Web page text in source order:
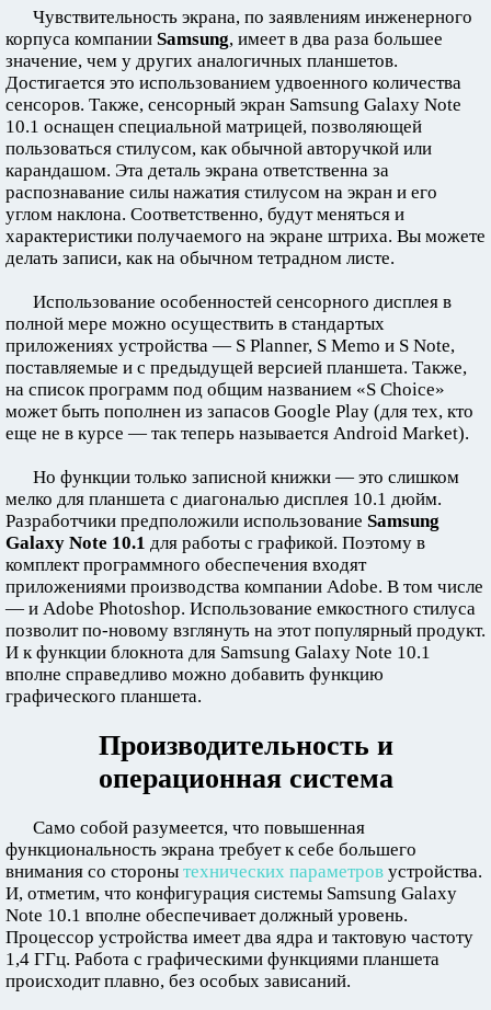
Чувствительность экрана, по заявлениям инженерного
корпуса компании Samsung, имеет в два раза большее
значение, чем у других аналогичных планшетов.
Достигается это использованием удвоенного количества
сенсоров. Также, сенсорный экран Samsung Galaxy Note
10.1 оснащен специальной матрицей, позволяющей
пользоваться стилусом, как обычной авторучкой или
карандашом. Эта деталь экрана ответственна за
распознавание силы нажатия стилусом на экран и его
углом наклона. Соответственно, будут меняться и
характеристики получаемого на экране штриха. Вы можете
делать записи, как на обычном тетрадном листе.
Использование особенностей сенсорного дисплея в
полной мере можно осуществить в стандартых
приложениях устройства — S Planner, S Memo и S Note,
поставляемые и с предыдущей версией планшета. Также,
на список программ под общим названием «S Choice»
может быть пополнен из запасов Google Play (для тех, кто
еще не в курсе — так теперь называется Android Market).
Но функции только записной книжки — это слишком
мелко для планшета с диагональю дисплея 10.1 дюйм.
Разработчики предположили использование Samsung
Galaxy Note 10.1 для работы с графикой. Поэтому в
комплект программного обеспечения входят
приложениями производства компании Adobe. В том числе
— и Adobe Photoshop. Использование емкостного стилуса
позволит по-новому взглянуть на этот популярный продукт.
И к функции блокнота для Samsung Galaxy Note 10.1
вполне справедливо можно добавить функцию
графического планшета.
Производительность и
операционная система
Само собой разумеется, что повышенная
функциональность экрана требует к себе большего
внимания со стороны технических параметров устройства.
И, отметим, что конфигурация системы Samsung Galaxy
Note 10.1 вполне обеспечивает должный уровень.
Процессор устройства имеет два ядра и тактовую частоту
1,4 ГГц. Работа с графическими функциями планшета
происходит плавно, без особых зависаний.